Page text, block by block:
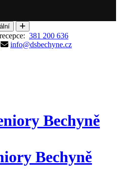
recepce: 381 200 636
info@dsbechyne.cz
Bechyně